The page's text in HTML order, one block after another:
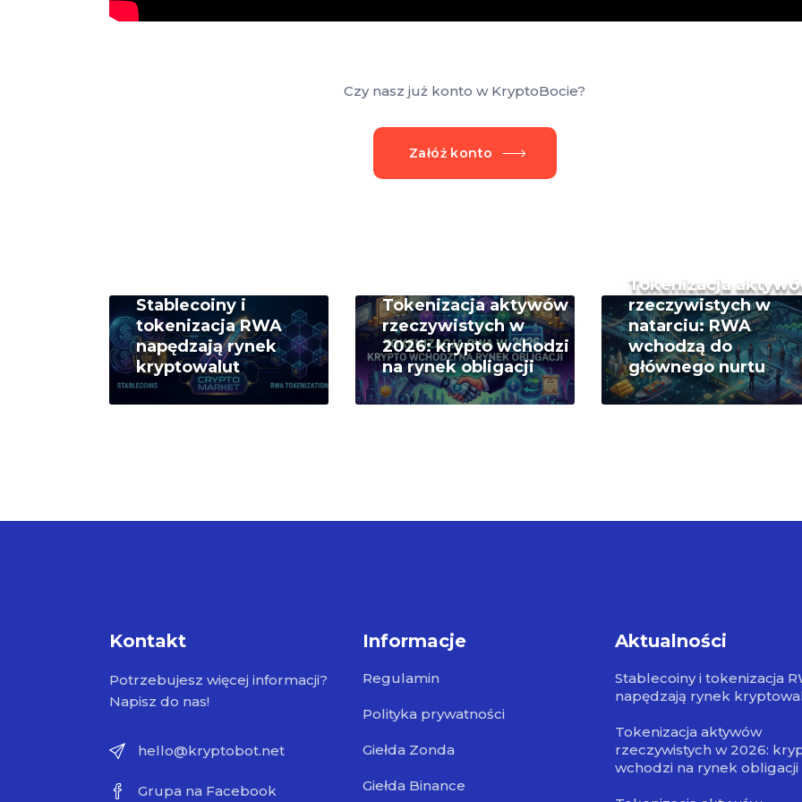
Czy nasz już konto w KryptoBocie?
Załóż konto
Stablecoiny i
tokenizacja RWA
napędzają rynek
kryptowalut
Tokenizacja aktywów
rzeczywistych w
2026: krypto wchodzi
na rynek obligacji
Tokenizacja
rzeczywistych w
natarciu: RWA
wchodzą do
głównego nurtu
Kontakt
Potrzebujesz więcej informacji?
Napisz do nas!
hello@kryptobot.net
Grupa na Facebook
Informacje
Regulamin
Polityka prywatności
Giełda Zonda
Giełda Binance
Aktualności
Stablecoiny i tokenizacja
napędzają rynek
Tokenizacja aktywów
rzeczywistych w 2026:
wchodzi na rynek obligacji